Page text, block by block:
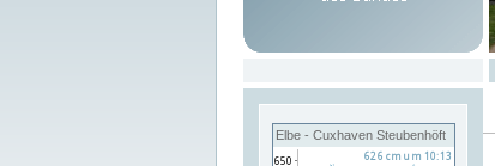
Elbe - Cuxhaven Steubenhöft